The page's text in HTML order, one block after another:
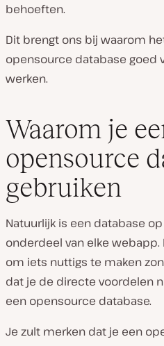
behoeften.
Dit brengt ons bij waarom
opensource database goed
werken.
Waarom je
opensource
gebruiken
Natuurlijk is een database
onderdeel van elke
om iets nuttigs te maken
dat je de directe voordelen
een opensource database.
Je zult merken dat je een